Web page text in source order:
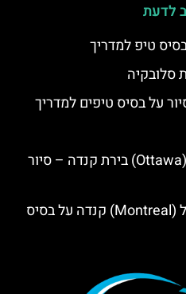
לדעת
טיפ למדריך
סלובקיה
על בסיס טיפים למדריך
סיורים חינמיים באוטוואה (Ottawa) בירת קנדה – סיור
סיורים חינמיים במונטריאול (Montreal) קנדה על בסיס